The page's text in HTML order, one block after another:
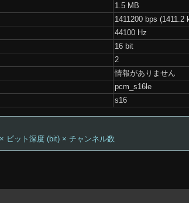
1.5 MB
1411200 bps (1411.2
44100 Hz
16 bit
2
情報がありません
pcm_s16le
s16
ビット深度 (bit) × チャンネル数